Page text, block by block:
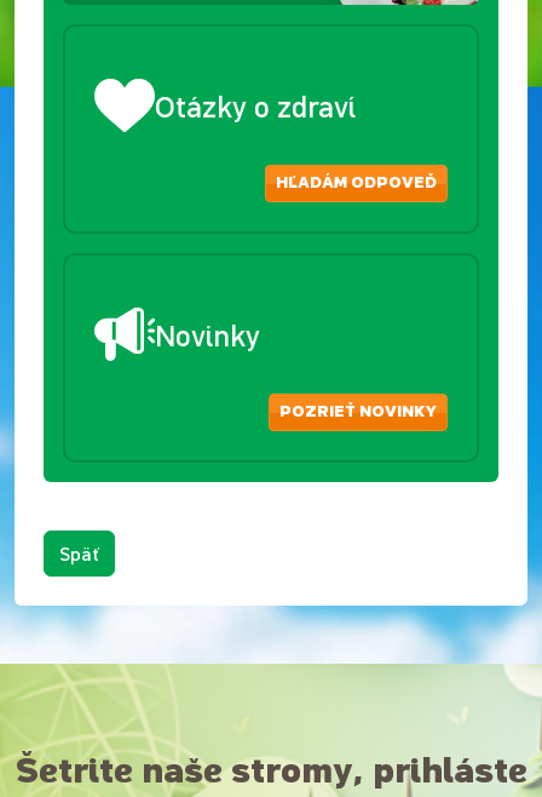
Otázky o zdraví
HĽADÁM ODPOVEĎ
Novinky
POZRIEŤ NOVINKY
Späť
Šetrite naše stromy, prihláste